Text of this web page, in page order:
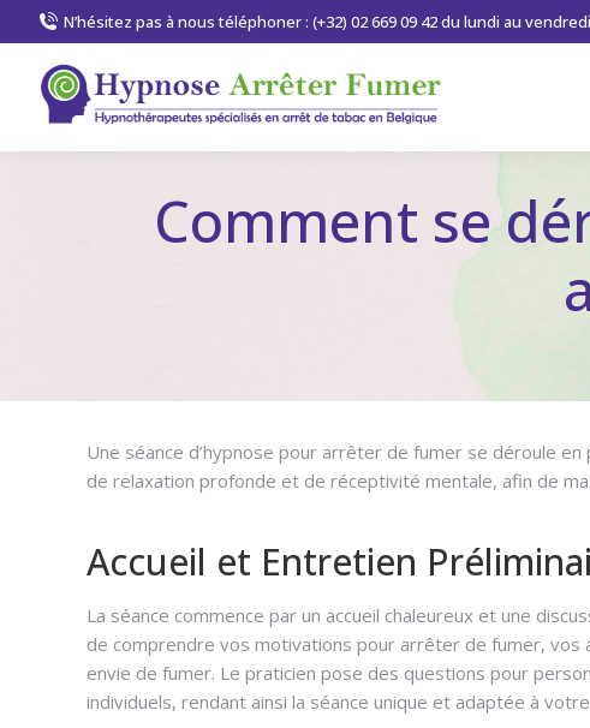
N’hésitez pas à nous téléphoner : (+32) 02 669 09 42 du lundi au
Comment se
Une séance d’hypnose pour arrêter de fumer se déroule
de relaxation profonde et de réceptivité mentale, afin de
Accueil et Entretien
La séance commence par un accueil chaleureux et une
de comprendre vos motivations pour arrêter de fumer,
envie de fumer. Le praticien pose des questions pour
individuels, rendant ainsi la séance unique et adaptée à